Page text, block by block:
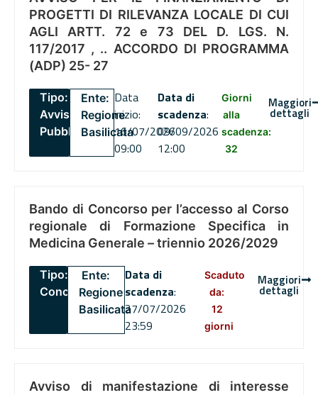
PROGETTI DI RILEVANZA LOCALE DI CUI
AGLI ARTT. 72 e 73 DEL D. LGS. N.
117/2017 , .. ACCORDO DI PROGRAMMA
(ADP) 25- 27
Tipo:
Avviso
Pubblico
Ente:
Regione
Basilicata
Data
inizio:
16/07/2026
09:00
Data di
scadenza:
09/09/2026
12:00
Giorni
alla
scadenza:
32
Maggiori
dettagli
Bando di Concorso per l’accesso al Corso
regionale di Formazione Specifica in
Medicina Generale – triennio 2026/2029
Tipo:
Concorsi
Ente:
Regione
Basilicata
Data di
scadenza:
27/07/2026
23:59
Scaduto
da:
12
giorni
Maggiori
dettagli
Avviso di manifestazione di interesse